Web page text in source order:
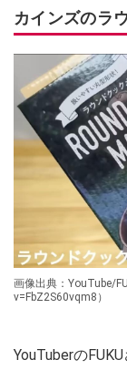
カインズのラ
画像出典：YouTube/
v=FbZ2S60vqm8）
YouTuberの